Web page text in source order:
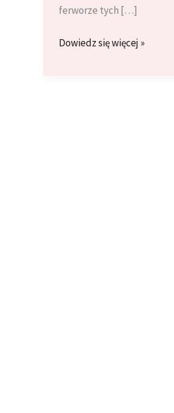
ferworze tych […]
Jaki
Dowiedz się więcej »